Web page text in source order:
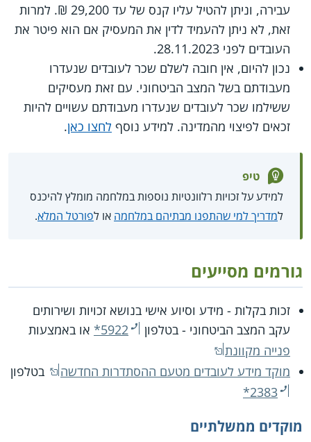
עבירה, וניתן להטיל עליו קנס של עד 29,200 ₪. למרות
זאת, לא ניתן להעמיד לדין את המעסיק אם הוא פיטר את
העובדים לפני 28.11.2023.
נכון להיום, אין חובה לשלם שכר לעובדים שנעדרו
מעבודתם בשל המצב הביטחוני. עם זאת מעסיקים
ששילמו שכר לעובדים שנעדרו מעבודתם עשויים להיות
זכאים לפיצוי מהמדינה. למידע נוסף לחצו כאן.
טיפ
למידע על זכויות רלוונטיות נוספות במלחמה מומלץ להיכנס
למדריך למי שהתפנו מבתיהם במלחמה או לפורטל המלא.
גורמים מסייעים
זכות בקלות - מידע וסיוע אישי בנושא זכויות ושירותים
עקב המצב הביטחוני - בטלפון
*5922 או באמצעות
פנייה מקוונת
מוקד מידע לעובדים מטעם ההסתדרות החדשה
בטלפון
*2383
מוקדים ממשלתיים